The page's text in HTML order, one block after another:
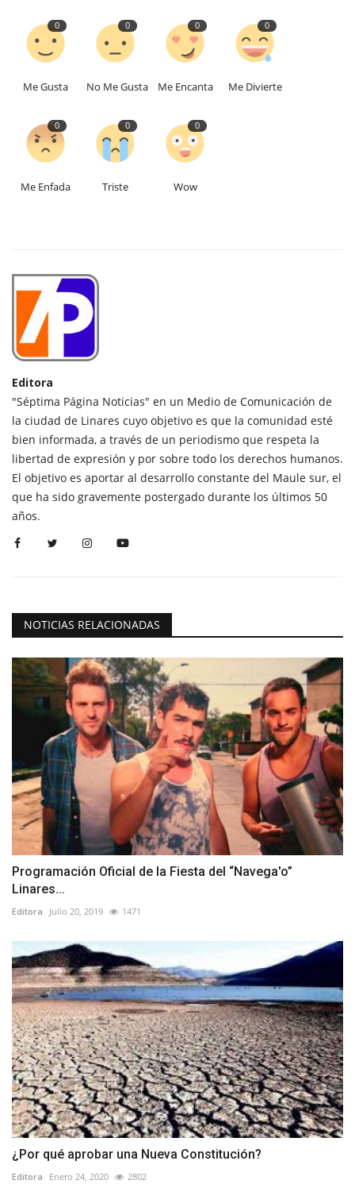
0
Me Gusta
0
No Me Gusta
0
Me Encanta
0
Me Divierte
0
Me Enfada
0
Triste
0
Wow
Editora
"Séptima Página Noticias" en un Medio de Comunicación de
la ciudad de Linares cuyo objetivo es que la comunidad esté
bien informada, a través de un periodismo que respeta la
libertad de expresión y por sobre todo los derechos humanos.
El objetivo es aportar al desarrollo constante del Maule sur, el
que ha sido gravemente postergado durante los últimos 50
años.
NOTICIAS RELACIONADAS
Programación Oficial de la Fiesta del “Navega'o”
Linares...
Editora Julio 20, 2019 1471
¿Por qué aprobar una Nueva Constitución?
Editora Enero 24, 2020 2802